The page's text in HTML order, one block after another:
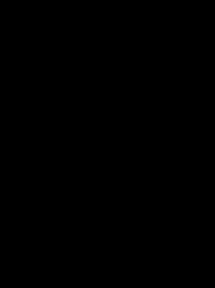
1990), R/B:
Bernd Doering, S: